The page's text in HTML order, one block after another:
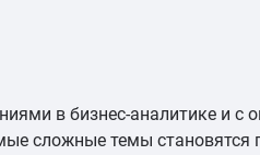
в бизнес-аналитике и с
сложные темы